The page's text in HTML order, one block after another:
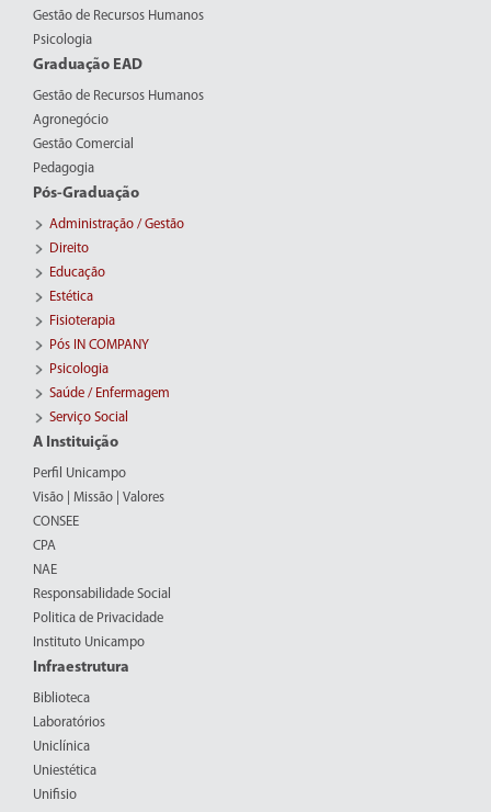
Gestão de Recursos Humanos
Psicologia
Graduação EAD
Gestão de Recursos Humanos
Agronegócio
Gestão Comercial
Pedagogia
Pós-Graduação
Administração / Gestão
Direito
Educação
Estética
Fisioterapia
Pós IN COMPANY
Psicologia
Saúde / Enfermagem
Serviço Social
A Instituição
Perfil Unicampo
Visão | Missão | Valores
CONSEE
CPA
NAE
Responsabilidade Social
Politica de Privacidade
Instituto Unicampo
Infraestrutura
Biblioteca
Laboratórios
Uniclínica
Uniestética
Unifisio